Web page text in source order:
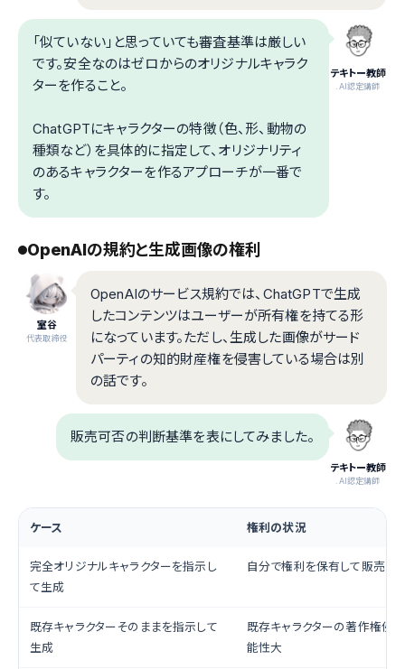
テキトー教師
.AI認定講師
「似ていない」と思っていても審査基準は厳しい
です。安全なのはゼロからのオリジナルキャラク
ターを作ること。
ChatGPTにキャラクターの特徴（色、形、動物の
種類など）を具体的に指定して、オリジナリティ
のあるキャラクターを作るアプローチが一番で
す。
OpenAIの規約と生成画像の権利
室谷
代表取締役
OpenAIのサービス規約では、ChatGPTで生成
したコンテンツはユーザーが所有権を持てる形
になっています。ただし、生成した画像がサード
パーティの知的財産権を侵害している場合は別
の話です。
テキトー教師
.AI認定講師
販売可否の判断基準を表にしてみました。
ケース 権利の状況
完全オリジナルキャラクターを指示し
て生成
自分で権利を保有して販売可
既存キャラクターそのままを指示して
生成
既存キャラクターの著作権侵
能性大